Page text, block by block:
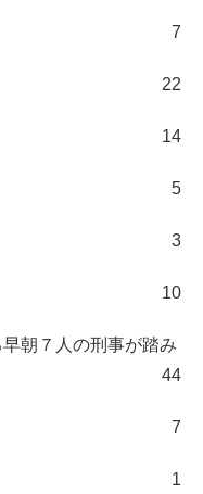
7
22
14
5
3
10
朝７人の刑事が踏み
44
7
1